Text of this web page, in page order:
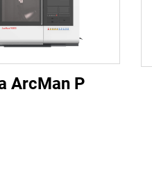
ArcMan P